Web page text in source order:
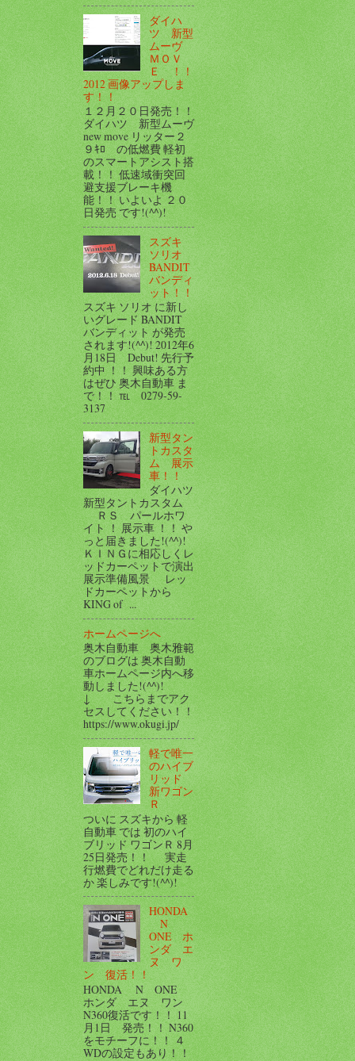
ダイハ
ツ 新型
ムーヴ
ＭＯＶ
Ｅ ！！
2012 画像アップしま
す！！
１２月２０日発売！！
ダイハツ 新型ムーヴ
new move リッター２
９ｷﾛ の低燃費 軽初
のスマートアシスト搭
載！！ 低速域衝突回
避支援ブレーキ機
能！！ いよいよ ２０
日発売 です!(^^)!
スズキ
ソリオ
BANDIT
バンディ
ット！！
スズキ ソリオ に新し
いグレード BANDIT
バンディット が発売
されます!(^^)! 2012年6
月18日 Debut! 先行予
約中 ！！ 興味ある方
はぜひ 奥木自動車 ま
で！！ ℡ 0279-59-
3137
新型タン
トカスタ
ム 展示
車！！
ダイハツ
新型タントカスタム
ＲＳ パールホワ
イト ！ 展示車 ！！ や
っと届きました!(^^)!
ＫＩＮＧに相応しくレ
ッドカーペットで演出
展示準備風景 レッ
ドカーペットから
KING of ...
ホームページへ
奥木自動車 奥木雅範
のブログは 奥木自動
車ホームページ内へ移
動しました!(^^)!
↓ こちらまでアク
セスしてください！！
https://www.okugi.jp/
軽で唯一
のハイブ
リッド
新ワゴン
Ｒ
ついに スズキから 軽
自動車 では 初のハイ
ブリッド ワゴンＲ 8月
25日発売！！ 実走
行燃費でどれだけ走る
か 楽しみです!(^^)!
HONDA
N
ONE ホ
ンダ エ
ヌ ワ
ン 復活！！
HONDA N ONE
ホンダ エヌ ワン
N360復活です！！ 11
月1日 発売！！ N360
をモチーフに！！ ４
WDの設定もあり！！